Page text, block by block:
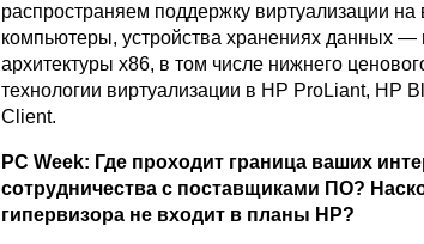
распространяем поддержку виртуализации
компьютеры, устройства хранениях данных
архитектуры x86, в том числе нижнего
технологии виртуализации в HP ProLiant, HP
Client.
PC Week: Где проходит граница ваших
сотрудничества с поставщиками ПО?
гипервизора не входит в планы HP?